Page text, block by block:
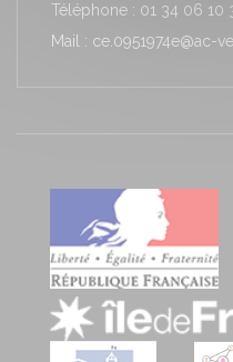
Téléphone : 01 34 06 10
Mail : ce.0951974e@ac-